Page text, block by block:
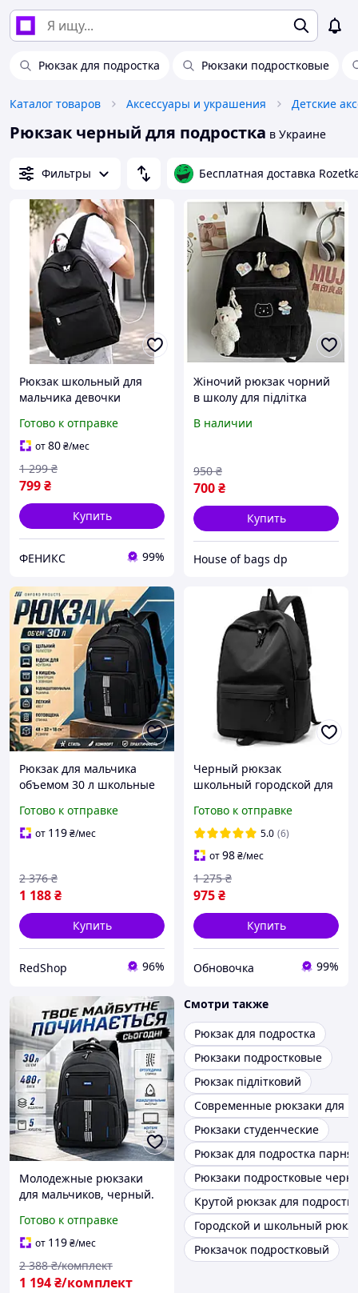
Рюкзак для подростка Рюкзаки подростковые
Каталог товаров Аксессуары и украшения Детские
Рюкзак черный для подростка в Украине
Фильтры Бесплатная доставка
Рюкзак школьный для
мальчика девочки
студента подростковый
черный портфель для
старшей школы 5-11
класс
Готово к отправке
от80₴/мес
799₴
1 299 ₴
Купить
ФЕНИКС 99%
Жіночий рюкзак чорний
в школу для підлітка
міські рюкзаки
В наличии
700₴
950 ₴
Купить
House of bags dp
Рюкзак для мальчика
объемом 30 л школьные
классов (5 карманов)
рюкзак черный для
Готово к отправке
от 119₴/мес
1 188₴
2 376 ₴
Купить
RedShop 96%
Черный рюкзак
школьный городской для
подростковый портфель в
школу для подростка
студента
Готово к отправке
5.0 (6)
от98₴/мес
975₴
1 275 ₴
Купить
Обновочка 99%
Молодежные рюкзаки
для мальчиков, черный.
мальчика 5 11 класса с
большим количеством
карманов
Готово к отправке
от 119₴/мес
1 194₴/комплект
2 388 ₴/комплект
Смотри также
Рюкзак для подростка
Рюкзаки подростковые
Рюкзак підлітковий
Современные рюкзаки для
Рюкзаки студенческие
Рюкзак для подростка парня
Рюкзаки подростковые
Крутой рюкзак для подростка
Городской и школьный
Рюкзачок подростковый